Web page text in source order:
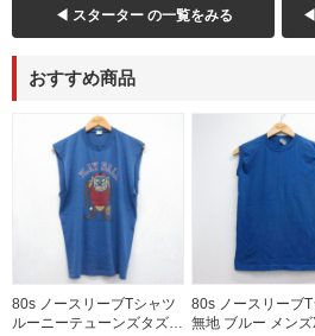
◀ スターター の一覧をみる ◀
おすすめ商品
80s ノースリーブTシャツ
ルーニーテューンズタズ
80s ノースリーブ
無地 ブルー メン